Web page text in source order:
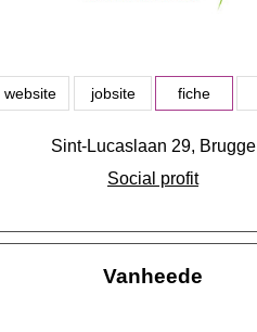
website jobsite fiche
Sint-Lucaslaan 29, Brugge
Social profit
Vanheede